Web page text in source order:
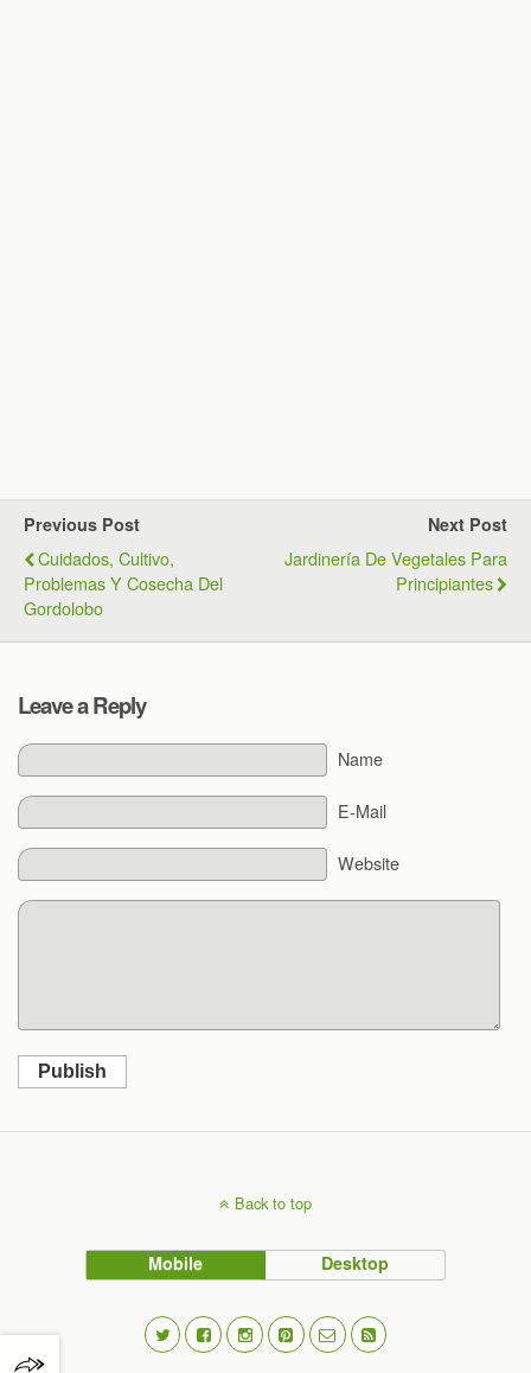
Previous Post
Cuidados, Cultivo,
Problemas Y Cosecha Del
Gordolobo
Next Post
Jardinería De Vegetales Para
Principiantes
Leave a Reply
Name
E-Mail
Website
Publish
Back to top
Mobile Desktop